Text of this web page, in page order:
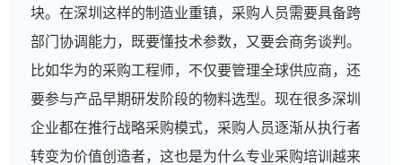
块。在深圳这样的制造业重镇，采购人员需要具备跨
部门协调能力，既要懂技术参数，又要会商务谈判。
比如华为的采购工程师，不仅要管理全球供应商，还
要参与产品早期研发阶段的物料选型。现在很多深圳
企业都在推行战略采购模式，采购人员逐渐从执行者
转变为价值创造者，这也是为什么专业采购培训越来